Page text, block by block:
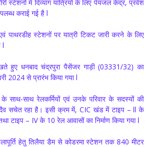
स्टेशनों में दिव्यांग यात्रियों के लिए पेयजल केंद्र, प्रवेश
कराई गई है l
पाथरडीह स्टेशनों पर यात्री टिकट जारी करने के लिए
l
हुए धनबाद चंद्रपुरा पैसेंजर गाड़ी (03331/32) का
2024 से प्रारंभ किया गया l
साथ-साथ रेलकर्मियों एवं उनके परिवार के सदस्यों की
सचेत रहा है। इसी क्रम में, CIC खंड में टाइप – ll के
टाइप – IV के 10 रेल आवासों का निर्माण किया गया l
हेतु तिलैया डैम से कोडरमा स्टेशन तक 840 मीटर